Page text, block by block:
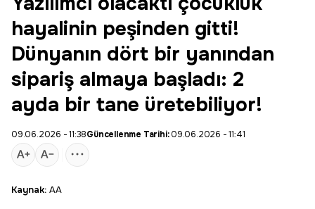
hayalinin peşinden gitti!
Dünyanın dört bir yanından
sipariş almaya başladı: 2
ayda bir tane üretebiliyor!
09.06.2026 - 11:38Güncellenme Tarihi:09.06.2026 - 11:41
Kaynak: AA